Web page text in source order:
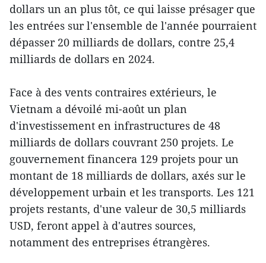
dollars un an plus tôt, ce qui laisse présager que
les entrées sur l'ensemble de l'année pourraient
dépasser 20 milliards de dollars, contre 25,4
milliards de dollars en 2024.
Face à des vents contraires extérieurs, le
Vietnam a dévoilé mi-août un plan
d'investissement en infrastructures de 48
milliards de dollars couvrant 250 projets. Le
gouvernement financera 129 projets pour un
montant de 18 milliards de dollars, axés sur le
développement urbain et les transports. Les 121
projets restants, d'une valeur de 30,5 milliards
USD, feront appel à d'autres sources,
notamment des entreprises étrangères.